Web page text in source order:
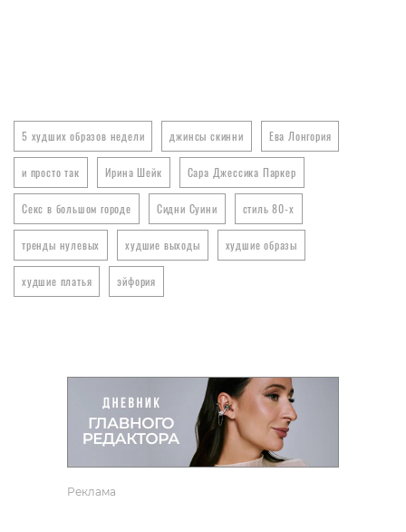
5 худших образов недели джинсы скинни Ева Лонгория
и просто так Ирина Шейк Сара Джессика Паркер
Секс в большом городе Сидни Суини стиль 80-х
тренды нулевых худшие выходы худшие образы
худшие платья эйфория
Реклама